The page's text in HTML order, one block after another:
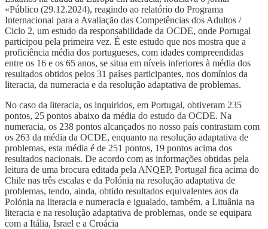
«Público (29.12.2024), reagindo ao relatório do Programa
Internacional para a Avaliação das Competências dos Adultos /
Ciclo 2, um estudo da responsabilidade da OCDE, onde Portugal
participou pela primeira vez. É este estudo que nos mostra que a
proficiência média dos portugueses, com idades compreendidas
entre os 16 e os 65 anos, se situa em níveis inferiores à média dos
resultados obtidos pelos 31 países participantes, nos domínios da
literacia, da numeracia e da resolução adaptativa de problemas.
No caso da literacia, os inquiridos, em Portugal, obtiveram 235
pontos, 25 pontos abaixo da média do estudo da OCDE. Na
numeracia, os 238 pontos alcançados no nosso país contrastam com
os 263 da média da OCDE, enquanto na resolução adaptativa de
problemas, esta média é de 251 pontos, 19 pontos acima dos
resultados nacionais. De acordo com as informações obtidas pela
leitura de uma brocura editada pela ANQEP, Portugal fica acima do
Chile nas três escalas e da Polónia na resolução adaptativa de
problemas, tendo, ainda, obtido resultados equivalentes aos da
Polónia na literacia e numeracia e igualado, também, a Lituânia na
literacia e na resolução adaptativa de problemas, onde se equipara
com a Itália, Israel e a Croácia